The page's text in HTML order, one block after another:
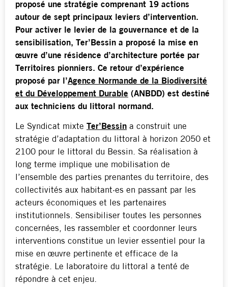
proposé une stratégie comprenant 19 actions
autour de sept principaux leviers d’intervention.
Pour activer le levier de la gouvernance et de la
sensibilisation, Ter’Bessin a proposé la mise en
œuvre d’une résidence d’architecture portée par
Territoires pionniers. Ce retour d’expérience
proposé par l’Agence Normande de la Biodiversité
et du Développement Durable (ANBDD) est destiné
aux techniciens du littoral normand.
Le Syndicat mixte Ter’Bessin a construit une
stratégie d’adaptation du littoral à horizon 2050 et
2100 pour le littoral du Bessin. Sa réalisation à
long terme implique une mobilisation de
l’ensemble des parties prenantes du territoire, des
collectivités aux habitant·es en passant par les
acteurs économiques et les partenaires
institutionnels. Sensibiliser toutes les personnes
concernées, les rassembler et coordonner leurs
interventions constitue un levier essentiel pour la
mise en œuvre pertinente et efficace de la
stratégie. Le laboratoire du littoral a tenté de
répondre à cet enjeu.